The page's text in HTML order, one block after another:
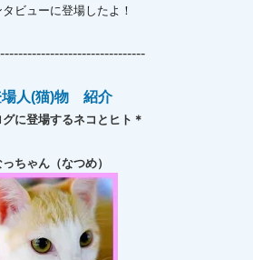
ビューに登場したよ！
場人(猫)物 紹介
グに登場するネコとヒト＊
ちゃん（なつめ）